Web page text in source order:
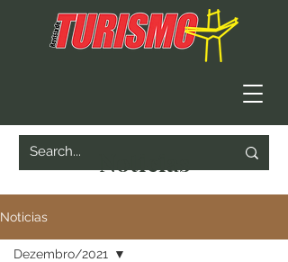
Noticias
Noticias
Dezembro/2021